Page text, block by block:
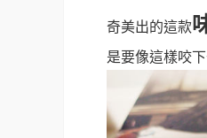
奇美出的這款
是要像這樣咬